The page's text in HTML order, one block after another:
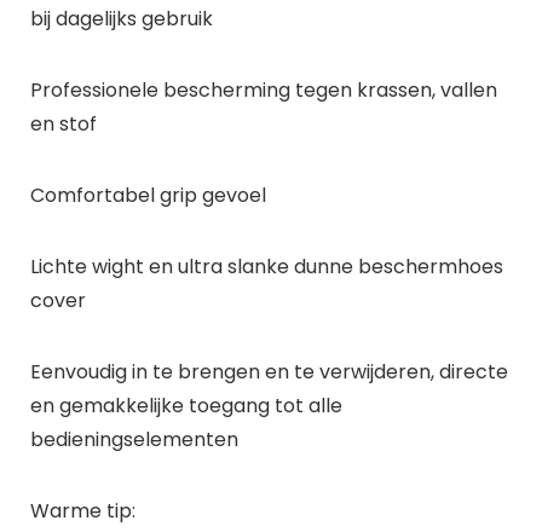
bij dagelijks gebruik
Professionele bescherming tegen krassen, vallen
en stof
Comfortabel grip gevoel
Lichte wight en ultra slanke dunne beschermhoes
cover
Eenvoudig in te brengen en te verwijderen, directe
en gemakkelijke toegang tot alle
bedieningselementen
Warme tip: